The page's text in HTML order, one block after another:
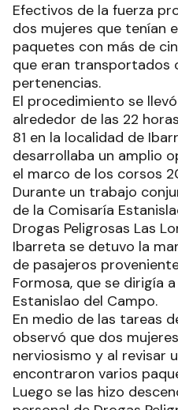
Efectivos de la fuerza
dos mujeres que tenían
paquetes con más de
que eran transportados
pertenencias.
El procedimiento se
alrededor de las 22
81 en la localidad de
desarrollaba un amplio
el marco de los corsos
Durante un trabajo
de la Comisaría
Drogas Peligrosas Las
Ibarreta se detuvo la
de pasajeros
Formosa, que se dirigía
Estanislao del Campo.
En medio de las tareas
observó que dos
nerviosismo y al revisar
encontraron varios
Luego se las hizo